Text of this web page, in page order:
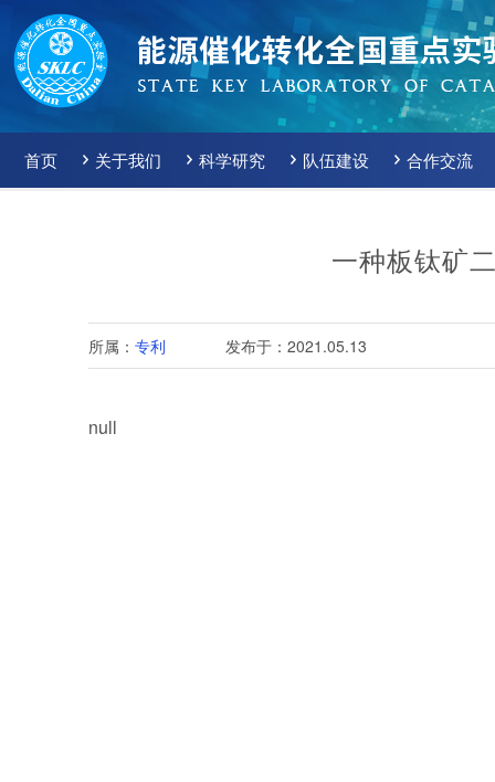
首页 关于我们 科学研究 队伍建设 合作交流
一种板钛矿
所属： 专利 发布于：2021.05.13
null